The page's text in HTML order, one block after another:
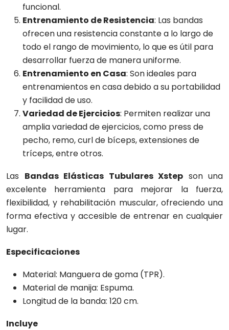
funcional.
Entrenamiento de Resistencia: Las bandas
ofrecen una resistencia constante a lo largo de
todo el rango de movimiento, lo que es útil para
desarrollar fuerza de manera uniforme.
Entrenamiento en Casa: Son ideales para
entrenamientos en casa debido a su portabilidad
y facilidad de uso.
Variedad de Ejercicios: Permiten realizar una
amplia variedad de ejercicios, como press de
pecho, remo, curl de bíceps, extensiones de
tríceps, entre otros.
Las Bandas Elásticas Tubulares Xstep son una
excelente herramienta para mejorar la fuerza,
flexibilidad, y rehabilitación muscular, ofreciendo una
forma efectiva y accesible de entrenar en cualquier
lugar.
Especificaciones
Material: Manguera de goma (TPR).
Material de manija: Espuma.
Longitud de la banda: 120 cm.
Incluye